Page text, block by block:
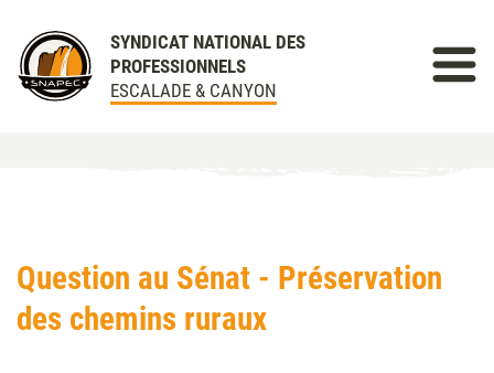
SYNDICAT NATIONAL DES
PROFESSIONNELS
ESCALADE & CANYON
Question au Sénat - Préservation
des chemins ruraux